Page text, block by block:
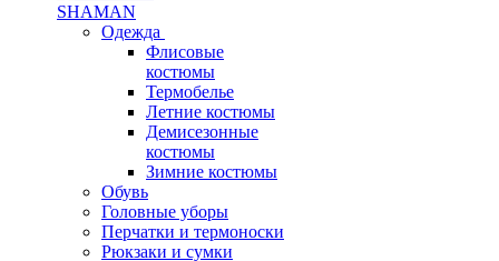
SHAMAN
Одежда
Флисовые
костюмы
Термобелье
Летние костюмы
Демисезонные
костюмы
Зимние костюмы
Обувь
Головные уборы
Перчатки и термоноски
Рюкзаки и сумки